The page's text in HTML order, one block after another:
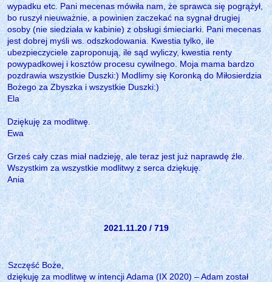
wypadku etc. Pani mecenas mówiła nam, że sprawca się pogrążył,
bo ruszył nieuważnie, a powinien zaczekać na sygnał drugiej
osoby (nie siedziała w kabinie) z obsługi śmieciarki. Pani mecenas
jest dobrej myśli ws. odszkodowania. Kwestia tylko, ile
ubezpieczyciele zaproponują, ile sąd wyliczy, kwestia renty
powypadkowej i kosztów procesu cywilnego. Moja mama bardzo
pozdrawia wszystkie Duszki:) Modlimy się Koronką do Miłosierdzia
Bożego za Zbyszka i wszystkie Duszki:)
Ela
Dziękuję za modlitwę.
Ewa
Grześ cały czas miał nadzieję, ale teraz jest już naprawdę źle.
Wszystkim za wszystkie modlitwy z serca dziękuję.
Ania
2021.11.20 / 719
Szczęść Boże,
dziękuję za modlitwę w intencji Adama (IX 2020) – Adam został